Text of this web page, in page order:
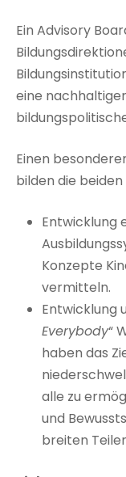
Ein Advisory
eine
Einen
bilden die
Entwicklung
Konzepte
vermitteln.
Entwicklung
Everybody“
haben das
alle zu
und
breiten